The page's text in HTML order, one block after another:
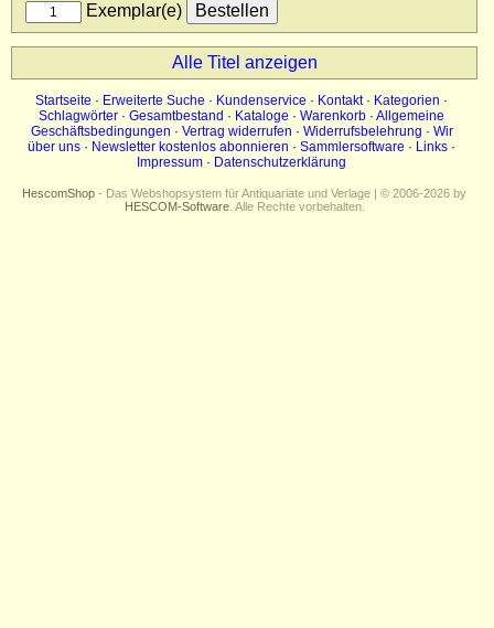
Widerruf
Wir über uns
Newsletter kostenlos abonnieren
Sammlersoftware
Links
Impressum
Exemplar(e)
Alle Titel anzeigen
Startseite · Erweiterte Suche · Kundenservice · Kontakt· Kategorien ·
Schlagwörter · Gesamtbestand · Kataloge · Warenkorb · Allgemeine
Geschäftsbedingungen · Vertrag widerrufen · Widerrufsbelehrung · Wir
über uns · Newsletter kostenlos abonnieren · Sammlersoftware · Links ·
Impressum · Datenschutzerklärung
HescomShop - Das Webshopsystem für Antiquariate und Verlage | © 2006-2026 by
HESCOM-Software. Alle Rechte vorbehalten.